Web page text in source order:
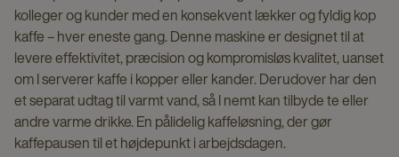
kolleger og kunder med en konsekvent lækker og fyldig kop
kaffe – hver eneste gang. Denne maskine er designet til at
levere effektivitet, præcision og kompromisløs kvalitet, uanset
om I serverer kaffe i kopper eller kander. Derudover har den
et separat udtag til varmt vand, så I nemt kan tilbyde te eller
andre varme drikke. En pålidelig kaffeløsning, der gør
kaffepausen til et højdepunkt i arbejdsdagen.